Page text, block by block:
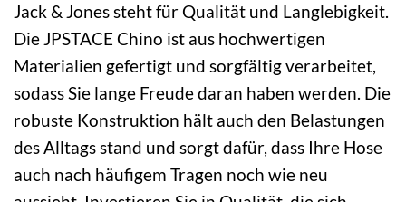
Jack & Jones steht für Qualität und Langlebigkeit.
Die JPSTACE Chino ist aus hochwertigen
Materialien gefertigt und sorgfältig verarbeitet,
sodass Sie lange Freude daran haben werden. Die
robuste Konstruktion hält auch den Belastungen
des Alltags stand und sorgt dafür, dass Ihre Hose
auch nach häufigem Tragen noch wie neu